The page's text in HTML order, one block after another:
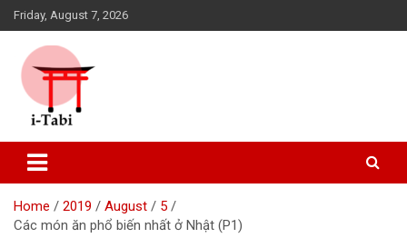
Skip
to
content
Friday, August 7, 2026
i-Tabi
Home 2019 August
5
Các món ăn phổ biến nhất ở Nhật (P1)